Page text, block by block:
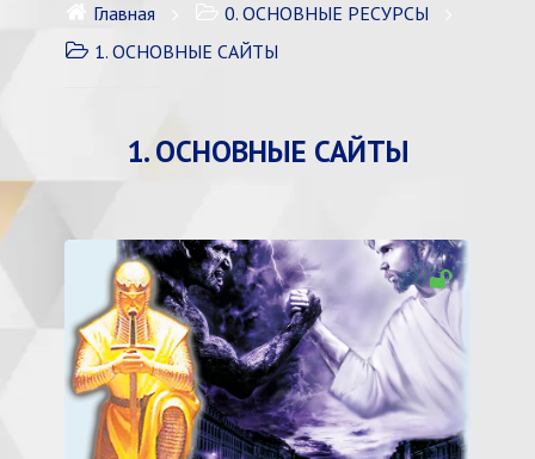
Главная
0. ОСНОВНЫЕ РЕСУРСЫ
1. ОСНОВНЫЕ САЙТЫ
1. ОСНОВНЫЕ САЙТЫ